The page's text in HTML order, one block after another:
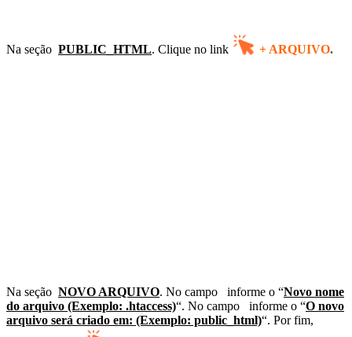
Na seção PUBLIC_HTML. Clique no link + ARQUIVO.
Na seção NOVO ARQUIVO. No campo informe o “Novo nome
do arquivo (Exemplo: .htaccess)“. No campo informe o “O novo
arquivo será criado em: (Exemplo: public_html)“. Por fim,